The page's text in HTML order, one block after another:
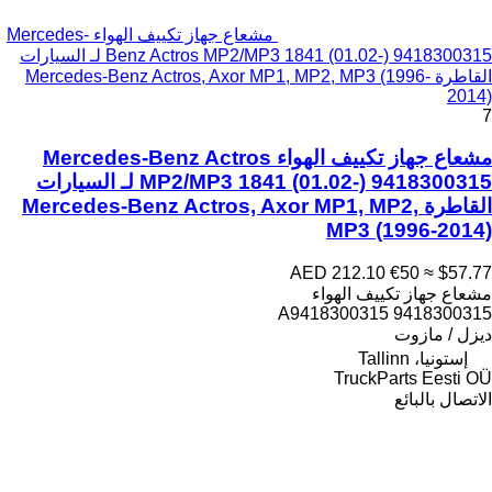
مشعاع جهاز تكييف الهواء Mercedes-
Benz Actros MP2/MP3 1841 (01.02-) 9418300315 لـ السيارات
القاطرة Mercedes-Benz Actros, Axor MP1, MP2, MP3 (1996-
2014)
7
مشعاع جهاز تكييف الهواء Mercedes-Benz Actros
MP2/MP3 1841 (01.02-) 9418300315 لـ السيارات
القاطرة Mercedes-Benz Actros, Axor MP1, MP2,
MP3 (1996-2014)
AED 212.10 €50 ≈ $57.77
مشعاع جهاز تكييف الهواء
9418300315 A9418300315
ديزل / مازوت
إستونيا، Tallinn
TruckParts Eesti OÜ
الاتصال بالبائع